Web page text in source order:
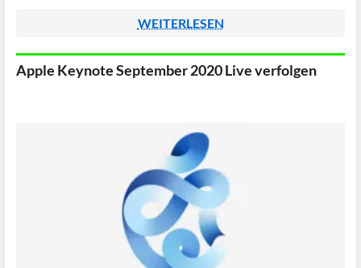
WEITERLESEN
Apple Keynote September 2020 Live verfolgen